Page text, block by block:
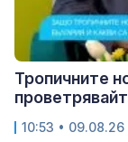
Тропичните
10:53 • 09.08.26